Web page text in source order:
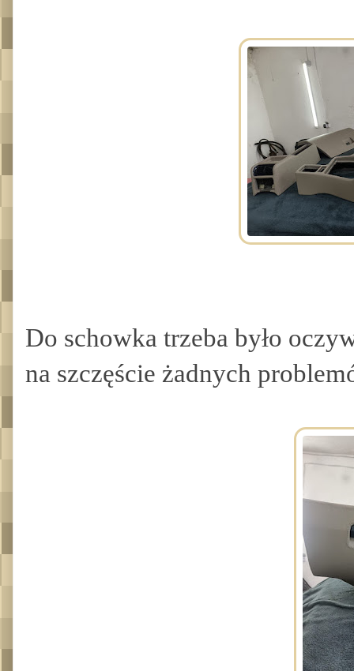
Do schowka trzeba było
na szczęście żadnych